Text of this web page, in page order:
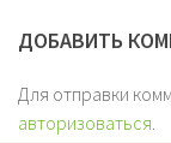
ДОБАВИТЬ
Для отправки
авторизоваться.